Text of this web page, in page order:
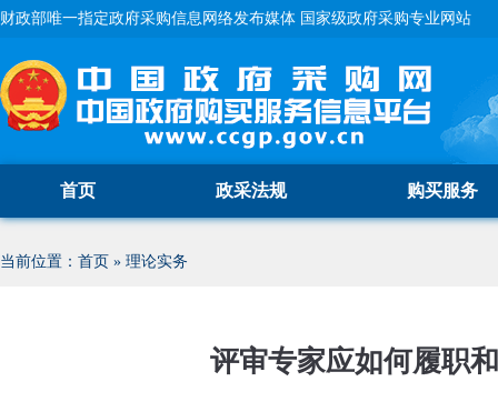
财政部唯一指定政府采购信息网络发布媒体 国家级政府采购专业网站
首页 政采法规 购买服务
当前位置： 首页 » 理论实务
评审专家应如何履职